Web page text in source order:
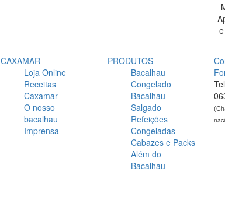
CAXAMAR
Loja Online
Receitas
Caxamar
O nosso
bacalhau
Imprensa
PRODUTOS
Bacalhau
Congelado
Bacalhau
Salgado
Refeições
Congeladas
Cabazes e Packs
Além do
Bacalhau